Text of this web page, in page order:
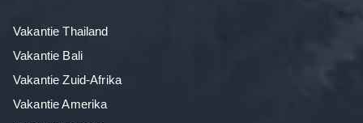
Vakantie Thailand
Vakantie Bali
Vakantie Zuid-Afrika
Vakantie Amerika